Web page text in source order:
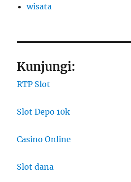
wisata
Kunjungi:
RTP Slot
Slot Depo 10k
Casino Online
Slot dana